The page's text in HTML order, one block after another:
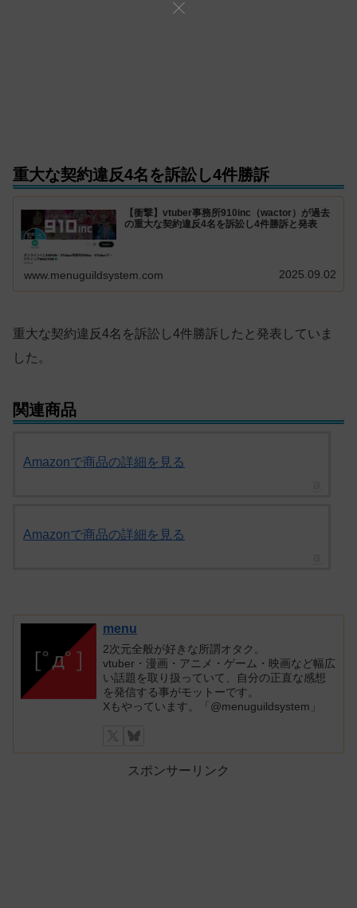
重大な契約違反4名を訴訟し4件勝訴
【衝撃】vtuber事務所910inc（wactor）が過去
の重大な契約違反4名を訴訟し4件勝訴と発表
www.menuguildsystem.com 2025.09.02
重大な契約違反4名を訴訟し4件勝訴したと発表していま
した。
関連商品
Amazonで商品の詳細を見る
Amazonで商品の詳細を見る
menu
2次元全般が好きな所謂オタク。
vtuber・漫画・アニメ・ゲーム・映画など幅広
い話題を取り扱っていて、自分の正直な感想
を発信する事がモットーです。
Xもやっています。「@menuguildsystem」
スポンサーリンク